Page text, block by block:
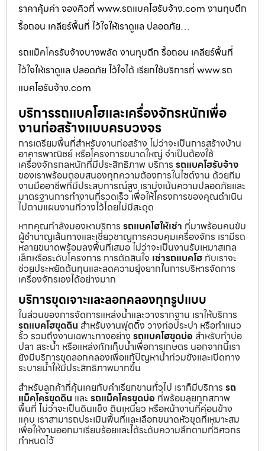
ราคาคุ้มค่า จองคิวที่ www.รถแบคโฮรับจ้าง.com งานทุบตึก
รื้อถอน เคลียร์พื้นที่ ไว้ใจให้เราดูแล ปลอดภัย…
รถแม็คโครรับจ้างบางพลัด งานทุบตึก รื้อถอน เคลียร์พื้นที่
ไว้ใจให้เราดูแล ปลอดภัย ไว้ใจได้ เรียกใช้บริการที่ www.รถ
แบคโฮรับจ้าง.com
บริการรถแบคโฮและเครื่องจักรหนักเพื่อ
งานก่อสร้างแบบครบวงจร
การเตรียมพื้นที่สำหรับงานก่อสร้าง ไม่ว่าจะเป็นการสร้างบ้าน
อาคารพาณิชย์ หรือโครงการขนาดใหญ่ จำเป็นต้องใช้
เครื่องจักรกลหนักที่มีประสิทธิภาพ บริการ รถแบคโฮรับจ้าง
ของเราพร้อมตอบสนองทุกความต้องการในไซต์งาน ด้วยทีม
งานมืออาชีพที่มีประสบการณ์สูง เรามุ่งเน้นความปลอดภัยและ
มาตรฐานการทำงานที่รวดเร็ว เพื่อให้โครงการของคุณดำเนิน
ไปตามแผนงานที่วางไว้โดยไม่มีสะดุด
หากคุณกำลังมองหาบริการ รถแบคโฮให้เช่า ที่มาพร้อมคนขับ
ผู้ชำนาญเส้นทางและเชี่ยวชาญการควบคุมเครื่องจักร เรามีรถ
หลายขนาดพร้อมลงพื้นที่เสมอ ไม่ว่าจะเป็นงานรับเหมาสเกล
เล็กหรือระดับโครงการ การตัดสินใจ เช่ารถแบคโฮ กับเราจะ
ช่วยประหยัดต้นทุนและลดความยุ่งยากในการบริหารจัดการ
เครื่องจักรเองได้อย่างมาก
บริการขุดเจาะและลอกคลองทุกรูปแบบ
ในส่วนของการจัดการแหล่งน้ำและวางรากฐาน เราให้บริการ
รถแบคโฮขุดดิน สำหรับงานฟุตติ้ง วางท่อประปา หรือทำแนว
รั้ว รวมถึงงานเฉพาะทางอย่าง รถแบคโฮขุดบ่อ สำหรับทำบ่อ
ปลา สระน้ำ หรือแหล่งกักเก็บน้ำเพื่อการเกษตร นอกจากนี้เรา
ยังมีบริการขุดลอกคลองเพื่อแก้ปัญหาน้ำท่วมขังและเปิดทาง
ระบายน้ำให้มีประสิทธิภาพมากขึ้น
สำหรับลูกค้าที่คุ้นเคยกับคำเรียกขานทั่วไป เราก็มีบริการ รถ
แม็คโครขุดดิน และ รถแม็คโครขุดบ่อ ที่พร้อมลุยทุกสภาพ
พื้นที่ ไม่ว่าจะเป็นดินแข็ง ดินเหนียว หรือหน้างานที่ค่อนข้าง
แคบ เราสามารถประเมินพื้นที่และเลือกขนาดหัวขุดที่เหมาะสม
เพื่อให้งานออกมาเรียบร้อยและได้ระดับความลึกตามที่วิศวกร
กำหนดไว้